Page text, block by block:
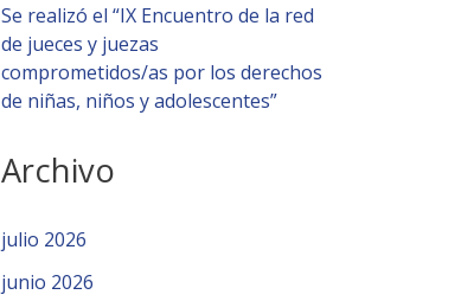
Se realizó el “IX Encuentro de la red
de jueces y juezas
comprometidos/as por los derechos
de niñas, niños y adolescentes”
Archivo
julio 2026
junio 2026